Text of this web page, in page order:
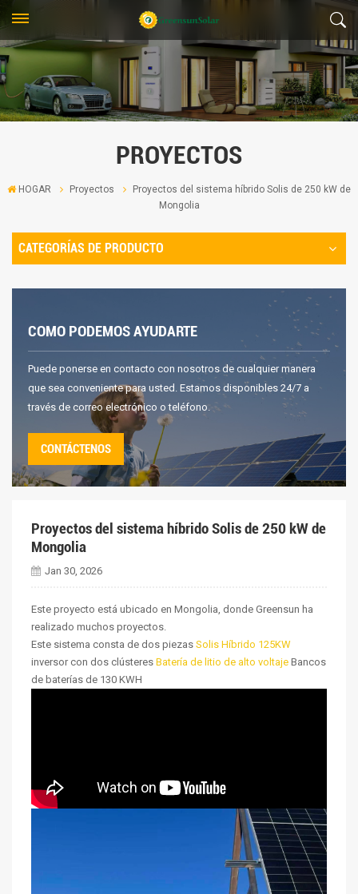
PROYECTOS
HOGAR Proyectos
Proyectos del sistema híbrido Solis de 250 kW de
Mongolia
CATEGORÍAS DE PRODUCTO
COMO PODEMOS AYUDARTE
Puede ponerse en contacto con nosotros de cualquier manera
que sea conveniente para usted. Estamos disponibles 24/7 a
través de correo electrónico o teléfono.
CONTÁCTENOS
Proyectos del sistema híbrido Solis de 250 kW de
Mongolia
Jan 30, 2026
Este proyecto está ubicado en Mongolia, donde Greensun ha
realizado muchos proyectos.
Este sistema consta de dos piezas Solis Híbrido 125KW
inversor con dos clústeres Batería de litio de alto voltaje Bancos
de baterías de 130 KWH